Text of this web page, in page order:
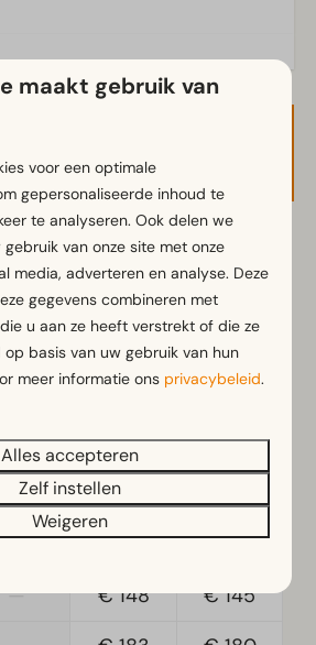
za15-08-2026
do
vr
za
— € 50 € 50
— € 76
— € 114 € 111
— € 148 € 145
maakt gebruik van
voor een optimale
gepersonaliseerde inhoud te
te analyseren. Ook delen we
van onze site met onze
media, adverteren en analyse. Deze
gegevens combineren met
u aan ze heeft verstrekt of die ze
basis van uw gebruik van hun
meer informatie ons privacybeleid.
Alles accepteren
Zelf instellen
Weigeren